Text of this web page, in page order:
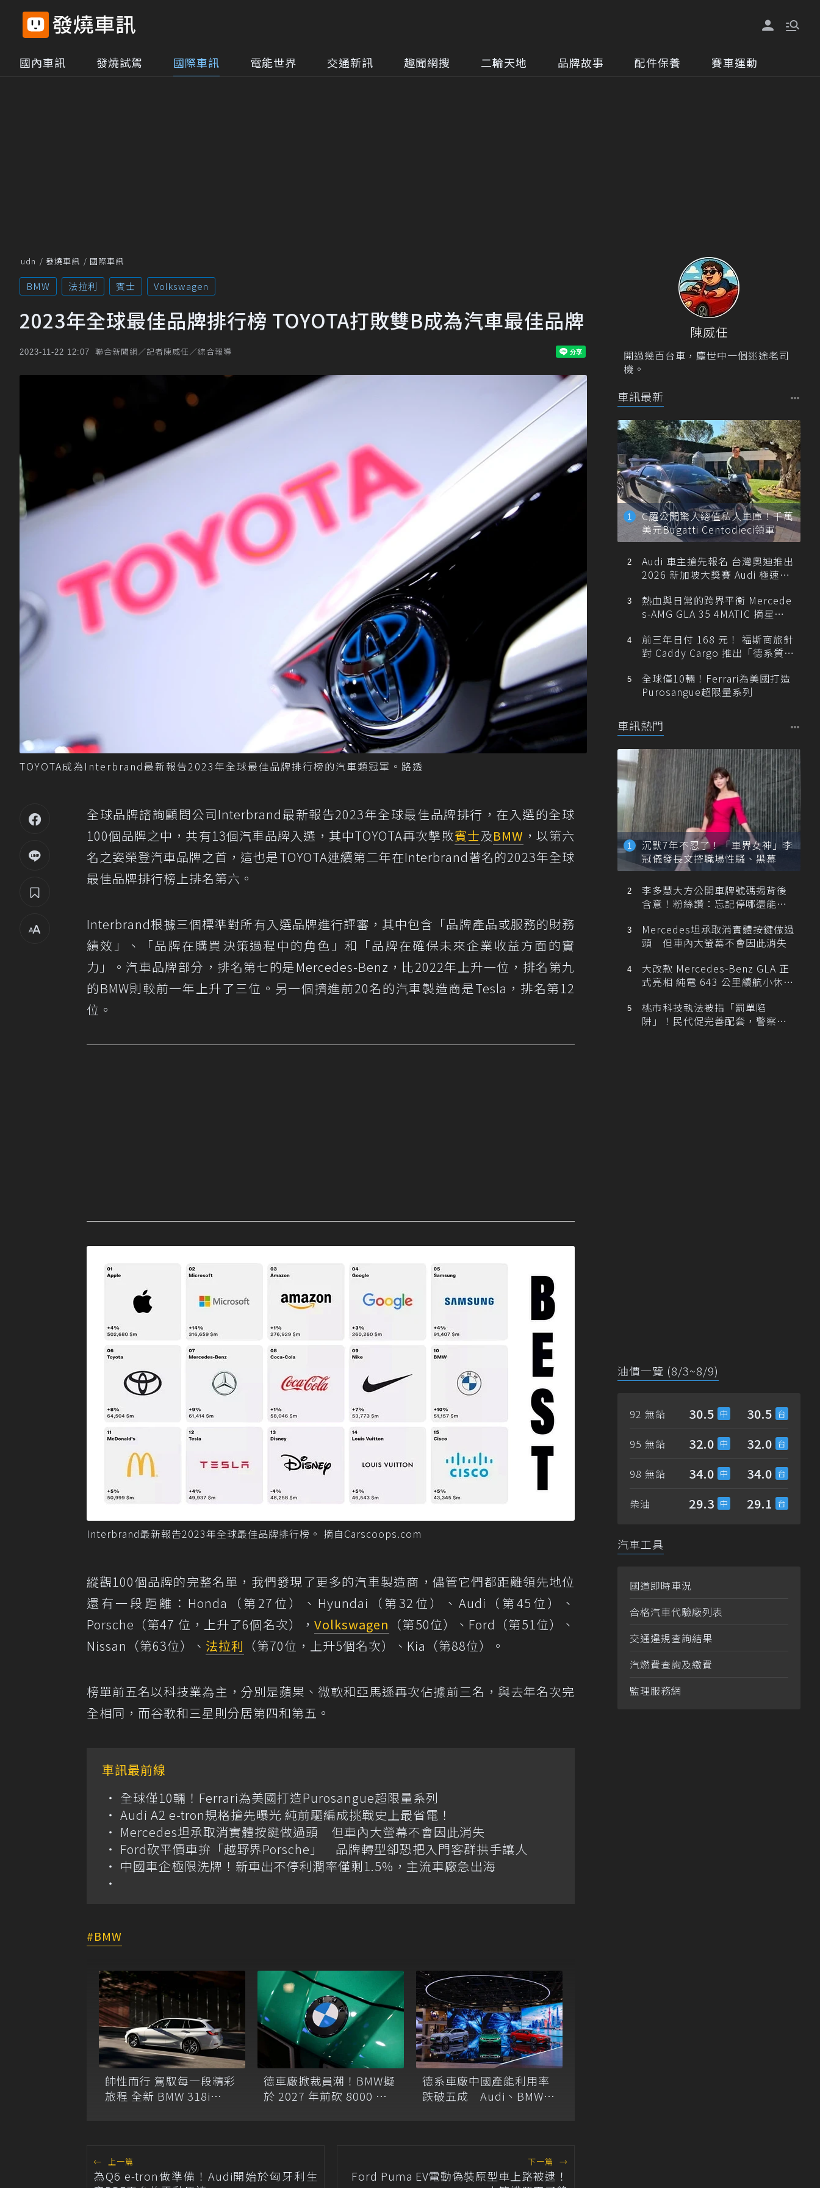
國內車訊 發燒試駕 國際車訊 電能世界 交通新訊 趣聞網搜 二輪天地 品牌故事 配件保養 賽車運動
udn 發燒車訊 國際車訊
BMW 法拉利 賓士 Volkswagen
2023年全球最佳品牌排行榜 TOYOTA打敗雙B成為汽車最佳品牌
2023-11-22 12:07 聯合新聞網／記者陳威任／綜合報導
TOYOTA成為Interbrand最新報告2023年全球最佳品牌排行榜的汽車類冠軍。路透
全球品牌諮詢顧問公司Interbrand最新報告2023年全球最佳品牌排行，在入選的全球
100個品牌之中，共有13個汽車品牌入選，其中TOYOTA再次擊敗賓士及BMW ，以第六
名之姿榮登汽車品牌之首，這也是TOYOTA連續第二年在Interbrand著名的2023年全球
最佳品牌排行榜上排名第六。
Interbrand根據三個標準對所有入選品牌進行評審，其中包含「品牌產品或服務的財務
績效」、「品牌在購買決策過程中的角色」和「品牌在確保未來企業收益方面的實
力」。汽車品牌部分，排名第七的是Mercedes-Benz，比2022年上升一位，排名第九
的BMW則較前一年上升了三位。另一個擠進前20名的汽車製造商是Tesla，排名第12
位。
Interbrand最新報告2023年全球最佳品牌排行榜。 摘自Carscoops.com
縱觀100個品牌的完整名單，我們發現了更多的汽車製造商，儘管它們都距離領先地位
還有一段距離：Honda（第27位）、Hyundai（第32位）、Audi（第45位）、
Porsche（第47 位，上升了6個名次），Volkswagen （第50位）、Ford（第51位）、
Nissan（第63位）、 法拉利 （第70位，上升5個名次）、Kia（第88位）。
榜單前五名以科技業為主，分別是蘋果、微軟和亞馬遜再次佔據前三名，與去年名次完
全相同，而谷歌和三星則分居第四和第五。
車訊最前線
全球僅10輛！Ferrari為美國打造Purosangue超限量系列
Audi A2 e-tron規格搶先曝光 純前驅編成挑戰史上最省電！
Mercedes坦承取消實體按鍵做過頭 但車內大螢幕不會因此消失
Ford砍平價車拚「越野界Porsche」 品牌轉型卻恐把入門客群拱手讓人
中國車企極限洗牌！新車出不停利潤率僅剩1.5%，主流車廠急出海
BMW
帥性而行 駕馭每一段精彩
旅程 全新 BMW 318i
德車廠掀裁員潮！BMW擬
於 2027 年前砍 8000 職
德系車廠中國產能利用率
跌破五成 Audi、BMW、
← 上一篇
為Q6 e-tron做準備！Audi開始於匈牙利生
下一篇 →
Ford Puma EV電動偽裝原型車上路被逮！
陳威任
開過幾百台車，塵世中一個迷途老司
機。
車訊最新
C羅公開驚人總值私人車庫！千萬
美元Bugatti Centodieci領軍
Audi 車主搶先報名 台灣奧迪推出
2026 新加坡大獎賽 Audi 極速之
熱血與日常的跨界平衡 Mercede
s-AMG GLA 35 4MATIC 摘星版
前三年日付 168 元！ 福斯商旅針
對 Caddy Cargo 推出「德系質感
全球僅10輛！Ferrari為美國打造
Purosangue超限量系列
車訊熱門
沉默7年不忍了！「車界女神」李
冠儀發長文控職場性騷、黑幕
李多慧大方公開車牌號碼揭背後
含意！粉絲讚：忘記停哪還能幫
Mercedes坦承取消實體按鍵做過
頭 但車內大螢幕不會因此消失
大改款 Mercedes-Benz GLA 正
式亮相 純電 643 公里續航小休
桃市科技執法被指「罰單陷
阱」！民代促完善配套，警察局
油價一覽 (8/3~8/9)
92 無鉛 30.5 30.5
95 無鉛 32.0 32.0
98 無鉛 34.0 34.0
柴油 29.3 29.1
汽車工具
國道即時車況
合格汽車代驗廠列表
交通違規查詢結果
汽燃費查詢及繳費
監理服務網